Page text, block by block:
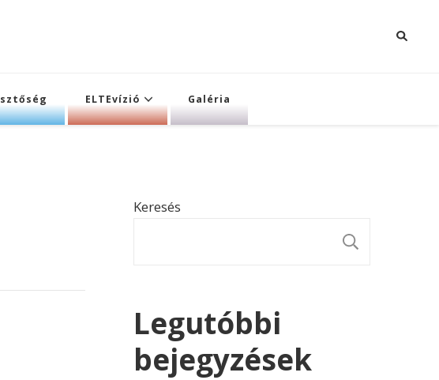
ELTEvízió Galéria
Keresés
Legutóbbi
bejegyzések